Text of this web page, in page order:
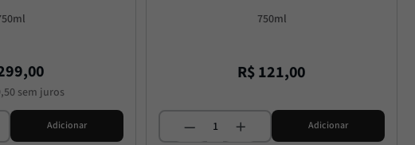
,00
,50 sem juros
Adicionar
750ml
R$121,00
Adicionar